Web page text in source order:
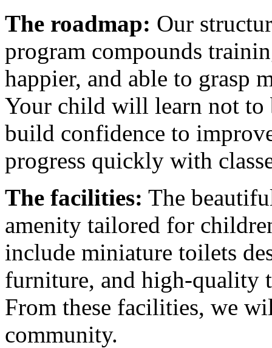
The roadmap: Our
program compounds
happier, and able to grasp
Your child will learn not to
build confidence to
progress quickly with
The facilities: The
amenity tailored for
include miniature toilets
furniture, and high-quality
From these facilities, we
community.